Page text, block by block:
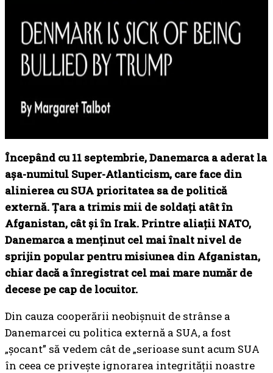
Începând cu 11 septembrie, Danemarca a aderat la
așa-numitul Super-Atlanticism, care face din
alinierea cu SUA prioritatea sa de politică
externă. Țara a trimis mii de soldați atât în ​​
Afganistan, cât și în Irak. Printre aliații NATO,
Danemarca a menținut cel mai înalt nivel de
sprijin popular pentru misiunea din Afganistan,
chiar dacă a înregistrat cel mai mare număr de
decese pe cap de locuitor.
Din cauza cooperării neobișnuit de strânse a
Danemarcei cu politica externă a SUA, a fost
„șocant” să vedem cât de „serioase sunt acum SUA
în ceea ce privește ignorarea integrității noastre